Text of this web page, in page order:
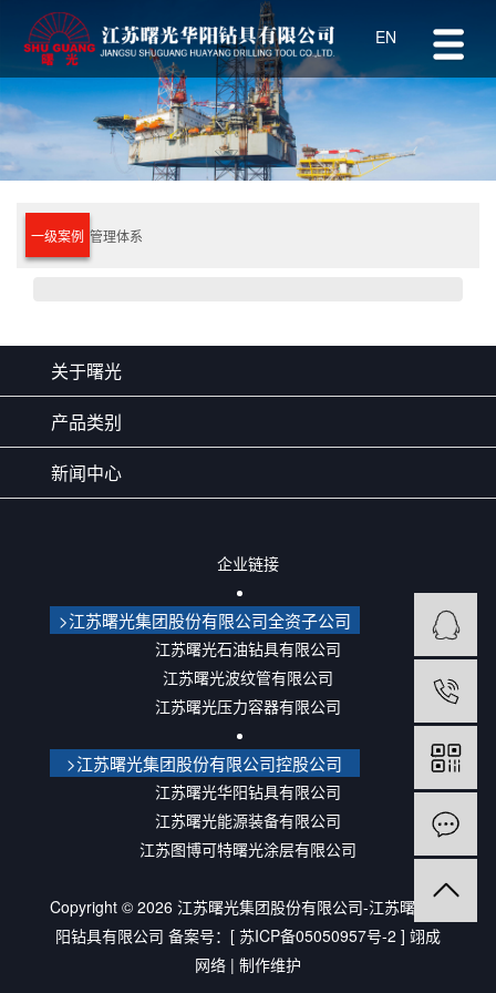
EN
一级案例 管理体系
关于曙光
产品类别
新闻中心
企业链接
>江苏曙光集团股份有限公司全资子公司
江苏曙光石油钻具有限公司
江苏曙光波纹管有限公司
江苏曙光压力容器有限公司
>江苏曙光集团股份有限公司控股公司
江苏曙光华阳钻具有限公司
江苏曙光能源装备有限公司
江苏图博可特曙光涂层有限公司
Copyright © 2026 江苏曙光集团股份有限公司-江苏曙光华
阳钻具有限公司 备案号：[ 苏ICP备05050957号-2 ] 翊成
网络 | 制作维护